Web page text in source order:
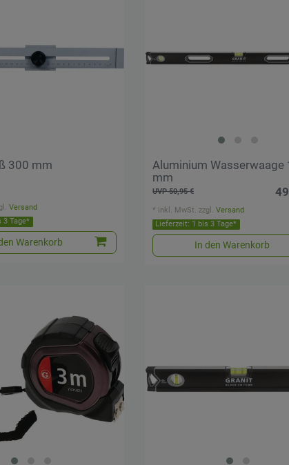
300 mm
3 Tage*
Warenkorb
Versand
Aluminium Wasserwaage
mm
UVP 50,95 €
Lieferzeit: 1 bis 3 Tage*
In den Warenkorb
* inkl. MwSt. zzgl.Versand